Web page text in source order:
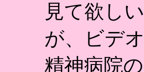
見て欲し
が、ビデ
精神病院